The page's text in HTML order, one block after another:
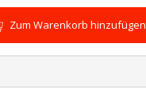
Zum Warenkorb hinzufügen